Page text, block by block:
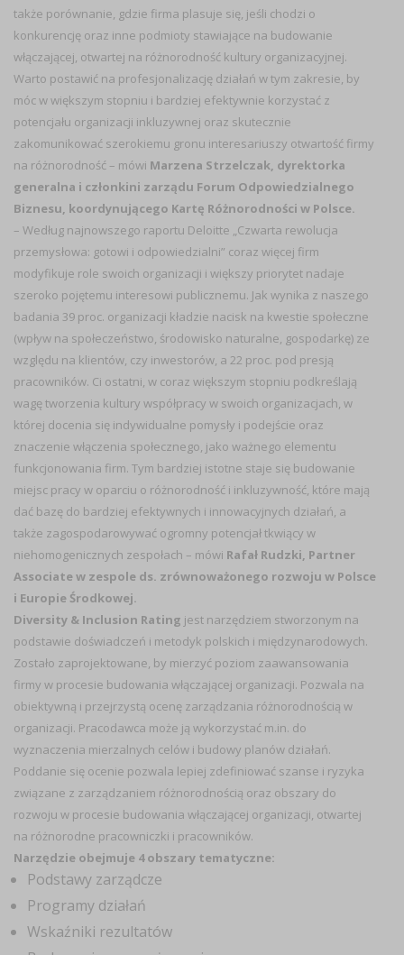
także porównanie, gdzie firma plasuje się, jeśli chodzi o
konkurencję oraz inne podmioty stawiające na budowanie
włączającej, otwartej na różnorodność kultury organizacyjnej.
Warto postawić na profesjonalizację działań w tym zakresie, by
móc w większym stopniu i bardziej efektywnie korzystać z
potencjału organizacji inkluzywnej oraz skutecznie
zakomunikować szerokiemu gronu interesariuszy otwartość firmy
na różnorodność – mówi Marzena Strzelczak, dyrektorka
generalna i członkini zarządu Forum Odpowiedzialnego
Biznesu, koordynującego Kartę Różnorodności w Polsce.
– Według najnowszego raportu Deloitte „Czwarta rewolucja
przemysłowa: gotowi i odpowiedzialni” coraz więcej firm
modyfikuje role swoich organizacji i większy priorytet nadaje
szeroko pojętemu interesowi publicznemu. Jak wynika z naszego
badania 39 proc. organizacji kładzie nacisk na kwestie społeczne
(wpływ na społeczeństwo, środowisko naturalne, gospodarkę) ze
względu na klientów, czy inwestorów, a 22 proc. pod presją
pracowników. Ci ostatni, w coraz większym stopniu podkreślają
wagę tworzenia kultury współpracy w swoich organizacjach, w
której docenia się indywidualne pomysły i podejście oraz
znaczenie włączenia społecznego, jako ważnego elementu
funkcjonowania firm. Tym bardziej istotne staje się budowanie
miejsc pracy w oparciu o różnorodność i inkluzywność, które mają
dać bazę do bardziej efektywnych i innowacyjnych działań, a
także zagospodarowywać ogromny potencjał tkwiący w
niehomogenicznych zespołach – mówi Rafał Rudzki, Partner
Associate w zespole ds. zrównoważonego rozwoju w Polsce
i Europie Środkowej.
Diversity & Inclusion Rating jest narzędziem stworzonym na
podstawie doświadczeń i metodyk polskich i międzynarodowych.
Zostało zaprojektowane, by mierzyć poziom zaawansowania
firmy w procesie budowania włączającej organizacji. Pozwala na
obiektywną i przejrzystą ocenę zarządzania różnorodnością w
organizacji. Pracodawca może ją wykorzystać m.in. do
wyznaczenia mierzalnych celów i budowy planów działań.
Poddanie się ocenie pozwala lepiej zdefiniować szanse i ryzyka
związane z zarządzaniem różnorodnością oraz obszary do
rozwoju w procesie budowania włączającej organizacji, otwartej
na różnorodne pracowniczki i pracowników.
Narzędzie obejmuje 4 obszary tematyczne:
Podstawy zarządcze
Programy działań
Wskaźniki rezultatów